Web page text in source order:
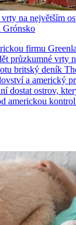
na největším
Grónsko
firmu
průzkumné vrty
britský deník
a americký
dostat ostrov,
americkou